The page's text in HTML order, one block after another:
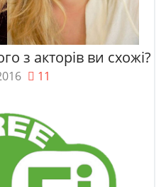
з акторів ви схожі?
11